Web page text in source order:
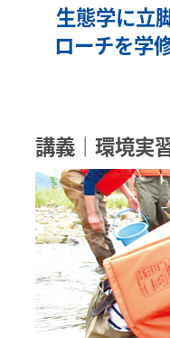
生態学に立
ローチを学
講義｜環境実